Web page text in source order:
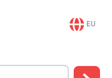
EU